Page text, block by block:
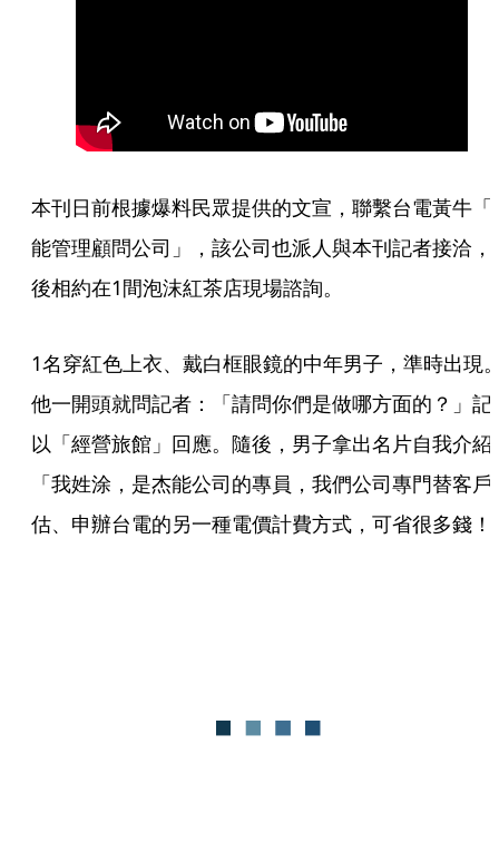
本刊日前根據爆料民眾提供的文宣，聯繫台電黃牛「
能管理顧問公司」，該公司也派人與本刊記者接洽，
後相約在1間泡沫紅茶店現場諮詢。
1名穿紅色上衣、戴白框眼鏡的中年男子，準時出現
他一開頭就問記者：「請問你們是做哪方面的？」記
以「經營旅館」回應。隨後，男子拿出名片自我介紹
「我姓涂，是杰能公司的專員，我們公司專門替客戶
估、申辦台電的另一種電價計費方式，可省很多錢！